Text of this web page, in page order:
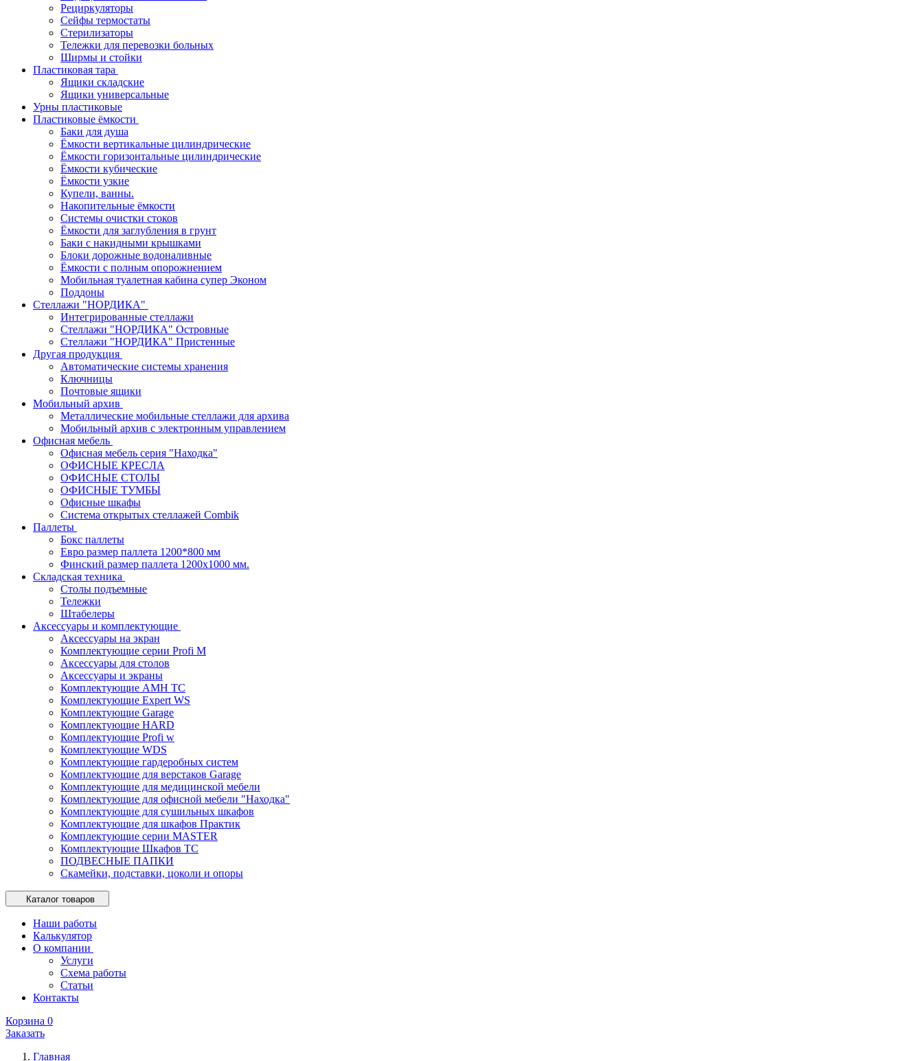
Рециркуляторы
Сейфы термостаты
Стерилизаторы
Тележки для перевозки больных
Ширмы и стойки
Пластиковая тара
Ящики складские
Ящики универсальные
Урны пластиковые
Пластиковые ёмкости
Баки для душа
Ёмкости вертикальные цилиндрические
Ёмкости горизонтальные цилиндрические
Ёмкости кубические
Ёмкости узкие
Купели, ванны.
Накопительные ёмкости
Системы очистки стоков
Ёмкости для заглубления в грунт
Баки с накидными крышками
Блоки дорожные водоналивные
Ёмкости с полным опорожнением
Мобильная туалетная кабина супер Эконом
Поддоны
Стеллажи "НОРДИКА"
Интегрированные стеллажи
Стеллажи "НОРДИКА" Островные
Стеллажи "НОРДИКА" Пристенные
Другая продукция
Автоматические системы хранения
Ключницы
Почтовые ящики
Мобильный архив
Металлические мобильные стеллажи для архива
Мобильный архив с электронным управлением
Офисная мебель
Офисная мебель серия "Находка"
ОФИСНЫЕ КРЕСЛА
ОФИСНЫЕ СТОЛЫ
ОФИСНЫЕ ТУМБЫ
Офисные шкафы
Система открытых стеллажей Combik
Паллеты
Бокс паллеты
Евро размер паллета 1200*800 мм
Финский размер паллета 1200х1000 мм.
Складская техника
Столы подъемные
Тележки
Штабелеры
Аксессуары и комплектующие
Аксессуары на экран
Комплектующие серии Profi M
Аксессуары для столов
Аксессуары и экраны
Комплектующие AMH TC
Комплектующие Expert WS
Комплектующие Garage
Комплектующие HARD
Комплектующие Profi w
Комплектующие WDS
Комплектующие гардеробных систем
Комплектующие для верстаков Garage
Комплектующие для медицинской мебели
Комплектующие для офисной мебели "Находка"
Комплектующие для сушильных шкафов
Комплектующие для шкафов Практик
Комплектующие серии MASTER
Комплектующие Шкафов ТС
ПОДВЕСНЫЕ ПАПКИ
Скамейки, подставки, цоколи и опоры
Каталог товаров
Наши работы
Калькулятор
О компании
Услуги
Схема работы
Статьи
Контакты
Корзина 0
Заказать
Главная